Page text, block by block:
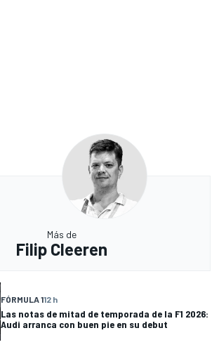
Más de
Filip Cleeren
FÓRMULA 112 h
Las notas de mitad de temporada de la F1 2026:
Audi arranca con buen pie en su debut